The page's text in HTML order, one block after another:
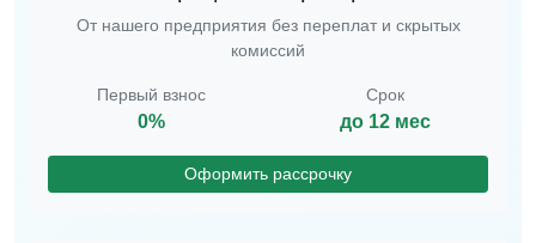
От нашего предприятия без переплат и скрытых
комиссий
Первый взнос
0%
Срок
до 12 мес
Оформить рассрочку